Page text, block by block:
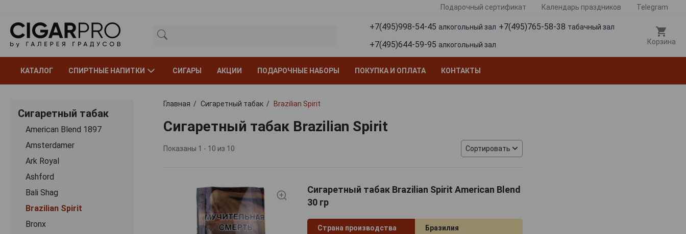
Подарочный сертификат Календарь праздников Telegram
+7(495)998-54-45 алкогольный зал +7(495)765-58-38 табачный зал
+7(495)644-59-95 алкогольный зал Корзина
КАТАЛОГ СПИРТНЫЕ НАПИТКИ СИГАРЫ АКЦИИ ПОДАРОЧНЫЕ НАБОРЫ ПОКУПКА И ОПЛАТА КОНТАКТЫ
Сигаретный табак
American Blend 1897
Amsterdamer
Ark Royal
Ashford
Bali Shag
Brazilian Spirit
Bronx
Главная Сигаретный табак Brazilian Spirit
Сигаретный табак Brazilian Spirit
Показаны 1 - 10 из 10 Сортировать
Сигаретный табак Brazilian Spirit American Blend
30 гр
Страна производства Бразилия